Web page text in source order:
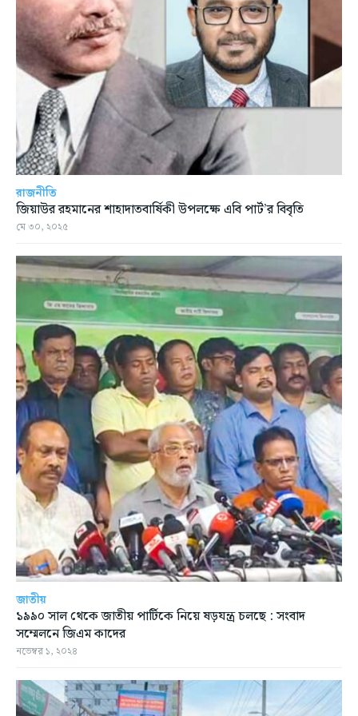
রাজনীতি
জিয়াউর রহমানের শাহাদাতবার্ষিকী উপলক্ষে এবি পার্ট’র বিবৃতি
মে ৩০, ২০২৫
জাতীয়
১৯৯০ সাল থেকে জাতীয় পার্টিকে নিয়ে ষড়যন্ত্র চলছে : সংবাদ
সম্মেলনে জিএম কাদের
নভেম্বর ১, ২০২৪